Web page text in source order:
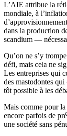
L’AIE attribue la
mondiale, à
dans la production
scandium —
Qu’on ne s’y
défi, mais cela ne
Les entreprises qui
des mastodontes
tôt possible à les
Mais comme pour
encore parfois de
une société sans